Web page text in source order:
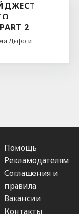
2
Дефо и
Помощь
Рекламодателям
Соглашения и
правила
Вакансии
Контакты